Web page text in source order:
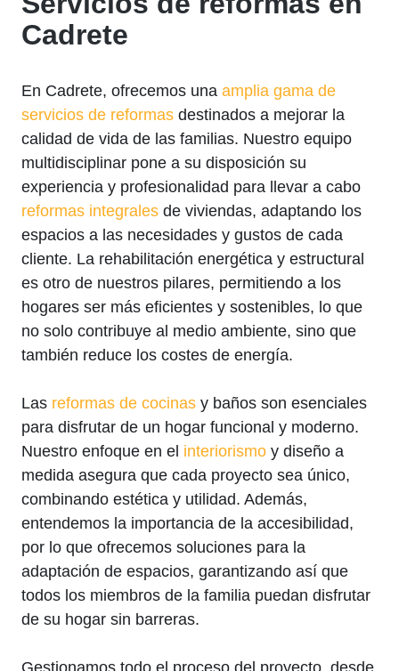
Cadrete
En Cadrete, ofrecemos una amplia gama de
servicios de reformas destinados a mejorar la
calidad de vida de las familias. Nuestro equipo
multidisciplinar pone a su disposición su
experiencia y profesionalidad para llevar a cabo
reformas integrales de viviendas, adaptando los
espacios a las necesidades y gustos de cada
cliente. La rehabilitación energética y estructural
es otro de nuestros pilares, permitiendo a los
hogares ser más eficientes y sostenibles, lo que
no solo contribuye al medio ambiente, sino que
también reduce los costes de energía.
Las reformas de cocinas y baños son esenciales
para disfrutar de un hogar funcional y moderno.
Nuestro enfoque en el interiorismo y diseño a
medida asegura que cada proyecto sea único,
combinando estética y utilidad. Además,
entendemos la importancia de la accesibilidad,
por lo que ofrecemos soluciones para la
adaptación de espacios, garantizando así que
todos los miembros de la familia puedan disfrutar
de su hogar sin barreras.
Gestionamos todo el proceso del proyecto, desde